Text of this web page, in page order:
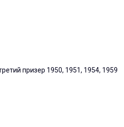
призер 1950, 1951, 1954, 1959